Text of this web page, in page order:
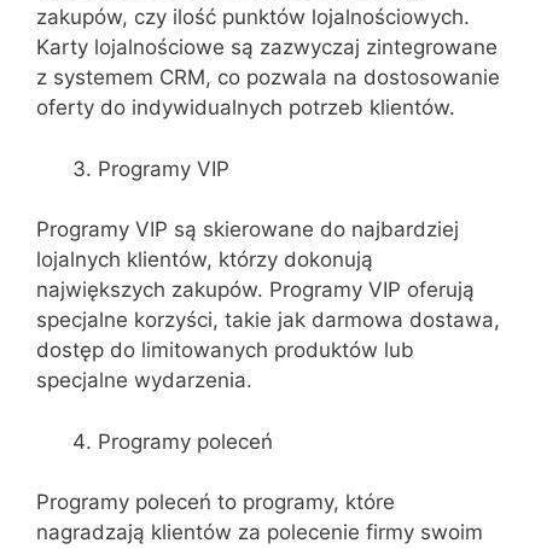
zakupów, czy ilość punktów lojalnościowych.
Karty lojalnościowe są zazwyczaj zintegrowane
z systemem CRM, co pozwala na dostosowanie
oferty do indywidualnych potrzeb klientów.
Programy VIP
Programy VIP są skierowane do najbardziej
lojalnych klientów, którzy dokonują
największych zakupów. Programy VIP oferują
specjalne korzyści, takie jak darmowa dostawa,
dostęp do limitowanych produktów lub
specjalne wydarzenia.
Programy poleceń
Programy poleceń to programy, które
nagradzają klientów za polecenie firmy swoim